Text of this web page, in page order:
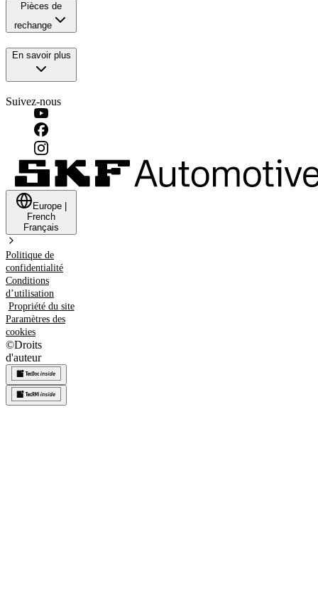
Pièces de
rechange
En savoir plus
Suivez-nous
Europe
French
Français
Politique de
confidentialité
Conditions
d’utilisation
Propriété du site
Paramètres des
cookies
©Droits
d'auteur